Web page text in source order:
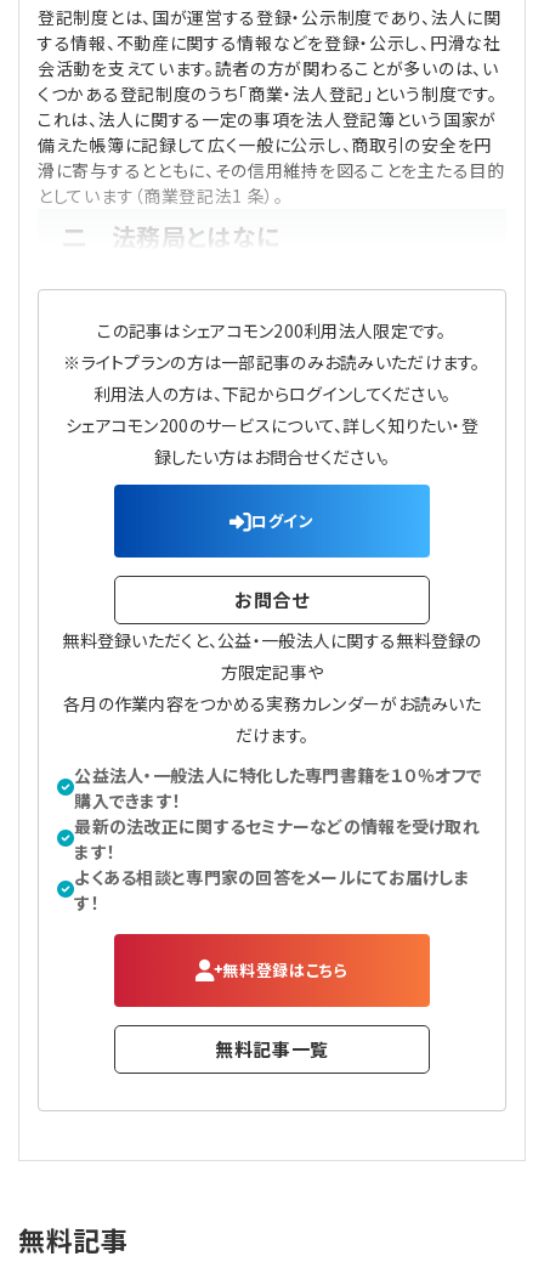
【連載】オピニオンリーダーのnote
【連載】会計相談室
【連載】公益法人運営実務の処方箋
【連載】公益法人会計検定試験一問一答
【連載】シェアコモン200インタビュー
【連載】シェアコモン200 誌上相談室
【連載】実務と税務のポイント
【連載】事務局だよりPLUS
【連載】悩みと向き合う経営学
【連載】非営利法人AtoZei
【連載】AI活用のすすめ
【連載】IT実務一問一答
専門誌一覧
お問合せ
プライバシーポリシー
登記制度とは、国が運営する登録・公示制度であり、法人に関
する情報、不動産に関する情報などを登録・公示し、円滑な社
会活動を支えています。読者の方が関わることが多いのは、い
くつかある登記制度のうち「商業・法人登記」という制度です。
これは、法人に関する一定の事項を法人登記簿という国家が
備えた帳簿に記録して広く一般に公示し、商取引の安全を円
滑に寄与するとともに、その信用維持を図ることを主たる目的
としています（商業登記法1 条）。
二 法務局とはなに
この記事はシェアコモン200利用法人限定です。
※ライトプランの方は一部記事のみお読みいただけます。
利用法人の方は、下記からログインしてください。
シェアコモン200のサービスについて、詳しく知りたい・登
録したい方はお問合せください。
ログイン
お問合せ
無料登録いただくと、公益・一般法人に関する無料登録の
方限定記事や
各月の作業内容をつかめる実務カレンダーがお読みいた
だけます。
公益法人・一般法人に特化した専門書籍を１０％オフで
購入できます！
最新の法改正に関するセミナーなどの情報を受け取れ
ます！
よくある相談と専門家の回答をメールにてお届けしま
す！
無料登録はこちら
無料記事一覧
無料記事